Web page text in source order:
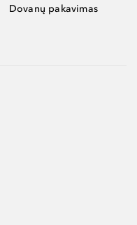
Dovanų pakavimas